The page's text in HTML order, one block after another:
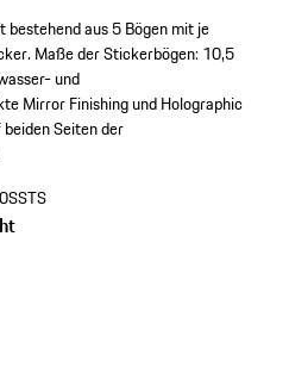
bestehend aus 5 Bögen mit je
Maße der Stickerbögen: 10,5
und
Mirror Finishing und Holographic
Seiten der